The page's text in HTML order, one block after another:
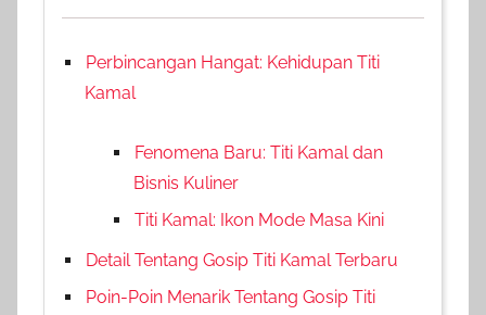
Perbincangan Hangat: Kehidupan Titi
Kamal
Fenomena Baru: Titi Kamal dan
Bisnis Kuliner
Titi Kamal: Ikon Mode Masa Kini
Detail Tentang Gosip Titi Kamal Terbaru
Poin-Poin Menarik Tentang Gosip Titi